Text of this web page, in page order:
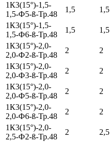
1К3(15°)-1,5-
1,5-Ф5-ß-Тр.48
1,5 1,5
1К3(15°)-1,5-
1,5-Ф6-ß-Тр.48
1,5 1,5
1К3(15°)-2,0-
2,0-Ф2-ß-Тр.48
2 2
1К3(15°)-2,0-
2,0-Ф3-ß-Тр.48
2 2
1К3(15°)-2,0-
2,0-Ф5-ß-Тр.48
2 2
1К3(15°)-2,0-
2,0-Ф6-ß-Тр.48
2 2
1К3(15°)-2,0-
2,5-Ф2-ß-Тр.48
2 2,5